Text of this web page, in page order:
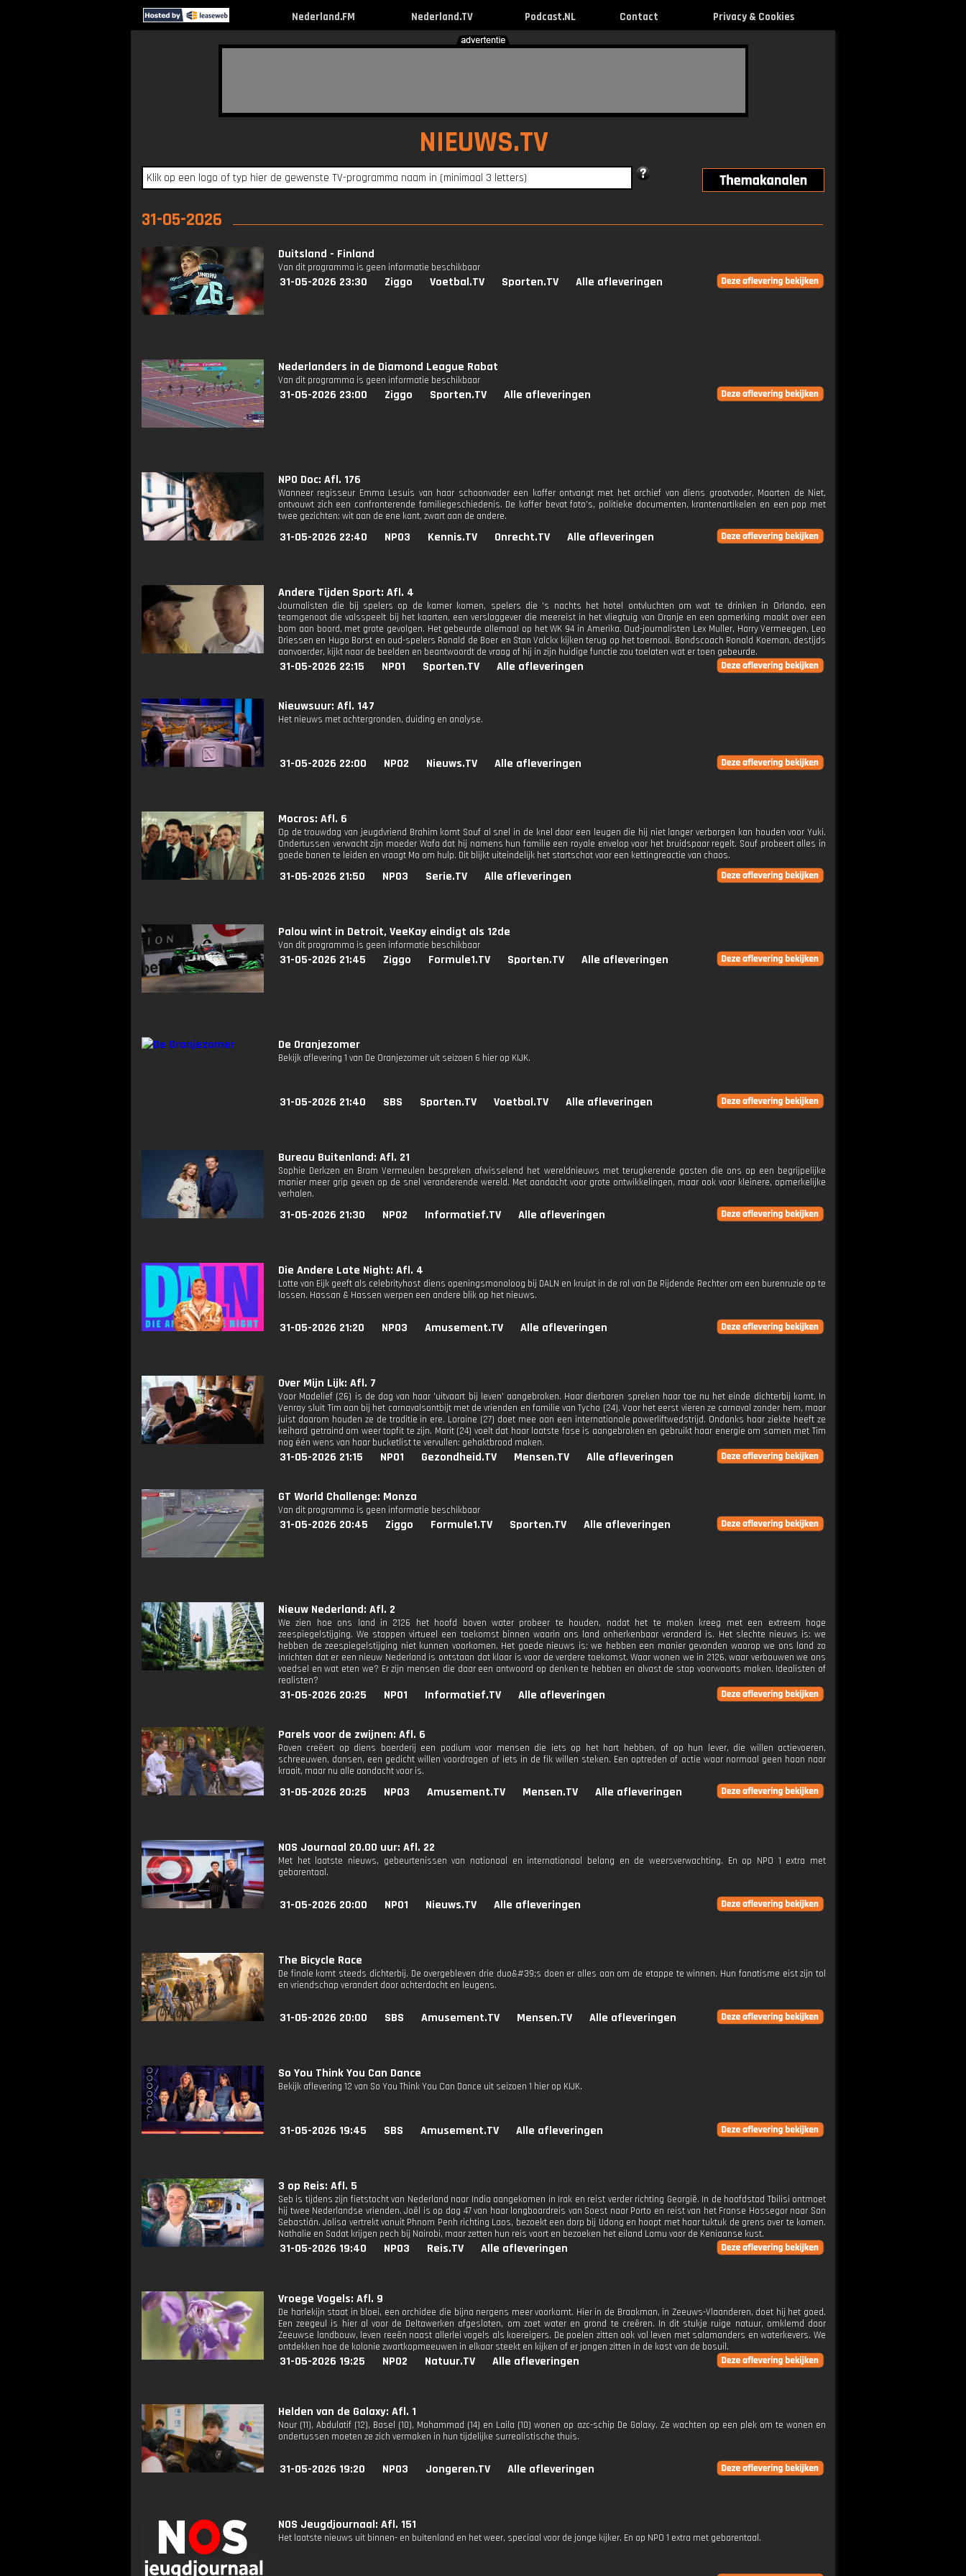
Nederland.FM Nederland.TV Podcast.NL Contact Privacy & Cookies
NIEUWS.TV
31-05-2026
Duitsland - Finland
Van dit programma is geen informatie beschikbaar
31-05-2026 23:30 Ziggo Voetbal.TV Sporten.TV Alle afleveringen
Nederlanders in de Diamond League Rabat
Van dit programma is geen informatie beschikbaar
31-05-2026 23:00 Ziggo Sporten.TV Alle afleveringen
NPO Doc: Afl. 176
Wanneer regisseur Emma Lesuis van haar schoonvader een koffer ontvangt met het archief van diens grootvader, Maarten de Niet,
ontvouwt zich een confronterende familiegeschiedenis. De koffer bevat foto’s, politieke documenten, krantenartikelen en een pop met
twee gezichten: wit aan de ene kant, zwart aan de andere.
31-05-2026 22:40 NPO3 Kennis.TV Onrecht.TV Alle afleveringen
Andere Tijden Sport: Afl. 4
Journalisten die bij spelers op de kamer komen, spelers die 's nachts het hotel ontvluchten om wat te drinken in Orlando, een
teamgenoot die valsspeelt bij het kaarten, een verslaggever die meereist in het vliegtuig van Oranje en een opmerking maakt over een
bom aan boord, met grote gevolgen. Het gebeurde allemaal op het WK 94 in Amerika. Oud-journalisten Lex Muller, Harry Vermeegen, Leo
Driessen en Hugo Borst en oud-spelers Ronald de Boer en Stan Valckx kijken terug op het toernooi. Bondscoach Ronald Koeman, destijds
aanvoerder, kijkt naar de beelden en beantwoordt de vraag of hij in zijn huidige functie zou toelaten wat er toen gebeurde.
31-05-2026 22:15 NPO1 Sporten.TV Alle afleveringen
Nieuwsuur: Afl. 147
Het nieuws met achtergronden, duiding en analyse.
31-05-2026 22:00 NPO2 Nieuws.TV Alle afleveringen
Mocros: Afl. 6
Op de trouwdag van jeugdvriend Brahim komt Souf al snel in de knel door een leugen die hij niet langer verborgen kan houden voor Yuki.
Ondertussen verwacht zijn moeder Wafa dat hij namens hun familie een royale envelop voor het bruidspaar regelt. Souf probeert alles in
goede banen te leiden en vraagt Mo om hulp. Dit blijkt uiteindelijk het startschot voor een kettingreactie van chaos.
31-05-2026 21:50 NPO3 Serie.TV Alle afleveringen
Palou wint in Detroit, VeeKay eindigt als 12de
Van dit programma is geen informatie beschikbaar
31-05-2026 21:45 Ziggo Formule1.TV Sporten.TV Alle afleveringen
De Oranjezomer
Bekijk aflevering 1 van De Oranjezomer uit seizoen 6 hier op KIJK.
31-05-2026 21:40 SBS Sporten.TV Voetbal.TV Alle afleveringen
Bureau Buitenland: Afl. 21
Sophie Derkzen en Bram Vermeulen bespreken afwisselend het wereldnieuws met terugkerende gasten die ons op een begrijpelijke
manier meer grip geven op de snel veranderende wereld. Met aandacht voor grote ontwikkelingen, maar ook voor kleinere, opmerkelijke
verhalen.
31-05-2026 21:30 NPO2 Informatief.TV Alle afleveringen
Die Andere Late Night: Afl. 4
Lotte van Eijk geeft als celebrityhost diens openingsmonoloog bij DALN en kruipt in de rol van De Rijdende Rechter om een burenruzie op te
lossen. Hassan & Hassen werpen een andere blik op het nieuws.
31-05-2026 21:20 NPO3 Amusement.TV Alle afleveringen
Over Mijn Lijk: Afl. 7
Voor Madelief (26) is de dag van haar 'uitvaart bij leven' aangebroken. Haar dierbaren spreken haar toe nu het einde dichterbij komt. In
Venray sluit Tim aan bij het carnavalsontbijt met de vrienden en familie van Tycho (24). Voor het eerst vieren ze carnaval zonder hem, maar
juist daarom houden ze de traditie in ere. Loraine (27) doet mee aan een internationale powerliftwedstrijd. Ondanks haar ziekte heeft ze
keihard getraind om weer topfit te zijn. Marit (24) voelt dat haar laatste fase is aangebroken en gebruikt haar energie om samen met Tim
nog één wens van haar bucketlist te vervullen: gehaktbrood maken.
31-05-2026 21:15 NPO1 Gezondheid.TV Mensen.TV Alle afleveringen
GT World Challenge: Monza
Van dit programma is geen informatie beschikbaar
31-05-2026 20:45 Ziggo Formule1.TV Sporten.TV Alle afleveringen
Nieuw Nederland: Afl. 2
We zien hoe ons land in 2126 het hoofd boven water probeer te houden, nadat het te maken kreeg met een extreem hoge
zeespiegelstijging. We stappen virtueel een toekomst binnen waarin ons land onherkenbaar veranderd is. Het slechte nieuws is: we
hebben de zeespiegelstijging niet kunnen voorkomen. Het goede nieuws is: we hebben een manier gevonden waarop we ons land zo
inrichten dat er een nieuw Nederland is ontstaan dat klaar is voor de verdere toekomst. Waar wonen we in 2126, waar verbouwen we ons
voedsel en wat eten we? Er zijn mensen die daar een antwoord op denken te hebben en alvast de stap voorwaarts maken. Idealisten of
realisten?
31-05-2026 20:25 NPO1 Informatief.TV Alle afleveringen
Parels voor de zwijnen: Afl. 6
Raven creëert op diens boerderij een podium voor mensen die iets op het hart hebben, of op hun lever, die willen actievoeren,
schreeuwen, dansen, een gedicht willen voordragen of iets in de fik willen steken. Een optreden of actie waar normaal geen haan naar
kraait, maar nu alle aandacht voor is.
31-05-2026 20:25 NPO3 Amusement.TV Mensen.TV Alle afleveringen
NOS Journaal 20.00 uur: Afl. 22
Met het laatste nieuws, gebeurtenissen van nationaal en internationaal belang en de weersverwachting. En op NPO 1 extra met
gebarentaal.
31-05-2026 20:00 NPO1 Nieuws.TV Alle afleveringen
The Bicycle Race
De finale komt steeds dichterbij. De overgebleven drie duo&#39;s doen er alles aan om de etappe te winnen. Hun fanatisme eist zijn tol
en vriendschap verandert door achterdocht en leugens.
31-05-2026 20:00 SBS Amusement.TV Mensen.TV Alle afleveringen
So You Think You Can Dance
Bekijk aflevering 12 van So You Think You Can Dance uit seizoen 1 hier op KIJK.
31-05-2026 19:45 SBS Amusement.TV Alle afleveringen
3 op Reis: Afl. 5
Seb is tijdens zijn fietstocht van Nederland naar India aangekomen in Irak en reist verder richting Georgië. In de hoofdstad Tbilisi ontmoet
hij twee Nederlandse vrienden. Joël is op dag 47 van haar longboardreis van Soest naar Porto en reist van het Franse Hossegor naar San
Sebastián. Jolisa vertrekt vanuit Phnom Penh richting Laos, bezoekt een dorp bij Udong en hoopt met haar tuktuk de grens over te komen.
Nathalie en Sadat krijgen pech bij Nairobi, maar zetten hun reis voort en bezoeken het eiland Lamu voor de Keniaanse kust.
31-05-2026 19:40 NPO3 Reis.TV Alle afleveringen
Vroege Vogels: Afl. 9
De harlekijn staat in bloei, een orchidee die bijna nergens meer voorkomt. Hier in de Braakman, in Zeeuws-Vlaanderen, doet hij het goed.
Een zeegeul is hier al voor de Deltawerken afgesloten, om zoet water en grond te creëren. In dit stukje ruige natuur, omklemd door
Zeeuwse landbouw, leven reeën naast allerlei vogels als koereigers. De poelen zitten ook vol leven met salamanders en waterkevers. We
ontdekken hoe de kolonie zwartkopmeeuwen in elkaar steekt en kijken of er jongen zitten in de kast van de bosuil.
31-05-2026 19:25 NPO2 Natuur.TV Alle afleveringen
Helden van de Galaxy: Afl. 1
Nour (11), Abdulatif (12), Basel (10), Mohammad (14) en Laila (10) wonen op azc-schip De Galaxy. Ze wachten op een plek om te wonen en
ondertussen moeten ze zich vermaken in hun tijdelijke surrealistische thuis.
31-05-2026 19:20 NPO3 Jongeren.TV Alle afleveringen
NOS Jeugdjournaal: Afl. 151
Het laatste nieuws uit binnen- en buitenland en het weer, speciaal voor de jonge kijker. En op NPO 1 extra met gebarentaal.